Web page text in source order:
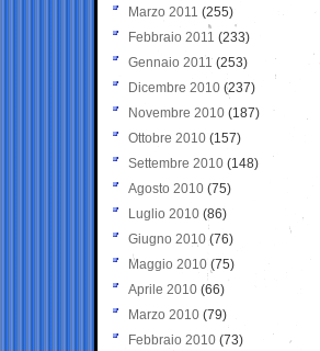
Marzo 2011 (255)
Febbraio 2011 (233)
Gennaio 2011 (253)
Dicembre 2010 (237)
Novembre 2010 (187)
Ottobre 2010 (157)
Settembre 2010 (148)
Agosto 2010 (75)
Luglio 2010 (86)
Giugno 2010 (76)
Maggio 2010 (75)
Aprile 2010 (66)
Marzo 2010 (79)
Febbraio 2010 (73)